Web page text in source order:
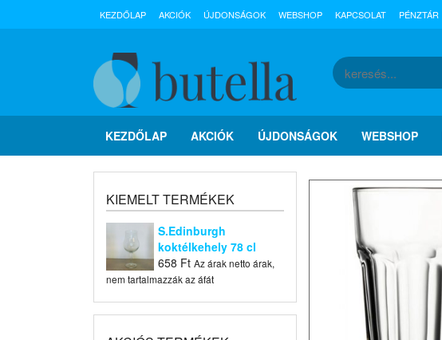
KEZDŐLAP AKCIÓK ÚJDONSÁGOK WEBSHOP KAPCSOLAT PÉNZTÁR
KEZDŐLAP AKCIÓK ÚJDONSÁGOK WEBSHOP
KIEMELT TERMÉKEK
S.Edinburgh
koktélkehely 78 cl
658 Ft Az árak netto árak,
nem tartalmazzák az áfát